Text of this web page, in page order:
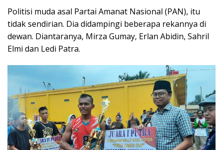
Politisi muda asal Partai Amanat Nasional (PAN), itu
tidak sendirian. Dia didampingi beberapa rekannya di
dewan. Diantaranya, Mirza Gumay, Erlan Abidin, Sahril
Elmi dan Ledi Patra.